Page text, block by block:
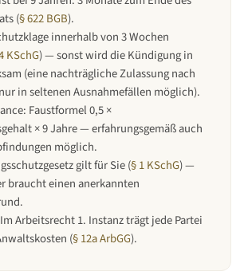
(§ 622 BGB).
innerhalb von 3 Wochen
KSchG) — sonst wird die Kündigung in
(eine nachträgliche Zulassung nach
in seltenen Ausnahmefällen möglich).
Faustformel 0,5 ×
× 9 Jahre — erfahrungsgemäß auch
möglich.
gilt für Sie (§ 1 KSchG) —
braucht einen anerkannten
Arbeitsrecht 1. Instanz trägt jede Partei
(§ 12a ArbGG).